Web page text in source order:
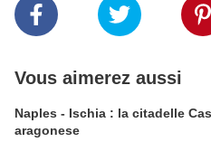
Vous aimerez aussi
Naples - Ischia : la citadelle Castello
aragonese